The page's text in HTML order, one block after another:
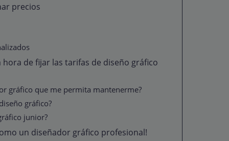
precios
de fijar las tarifas de diseño gráfico
gráfico que me permita mantenerme?
gráfico?
junior?
un diseñador gráfico profesional!